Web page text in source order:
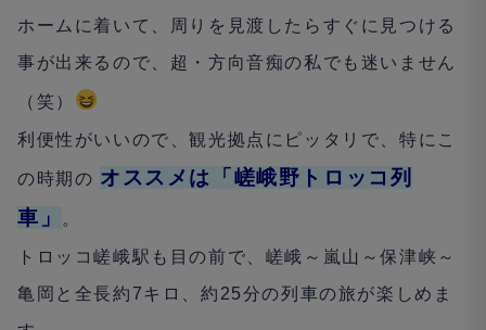
ホームに着いて、周りを見渡したらすぐに見つける
事が出来るので、超・方向音痴の私でも迷いません
（笑）
利便性がいいので、観光拠点にピッタリで、特にこ
の時期の オススメは「嵯峨野トロッコ列
車」
。
トロッコ嵯峨駅も目の前で、嵯峨～嵐山～保津峡～
亀岡と全長約 7キロ、約 25分の列車の旅が楽しめま